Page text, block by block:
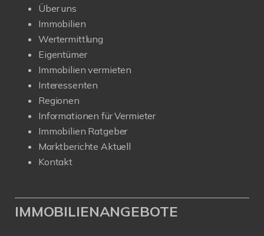
Über uns
Immobilien
Wertermittlung
Eigentümer
Immobilien vermieten
Interessenten
Regionen
Informationen für Vermieter
Immobilien Ratgeber
Marktberichte Aktuell
Kontakt
IMMOBILIENANGEBOTE